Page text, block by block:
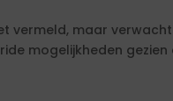
vermeld, maar
mogelijkheden gezien